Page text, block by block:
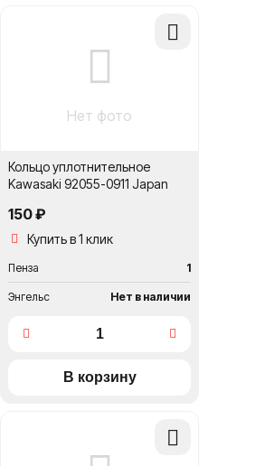
Добавить
Нет фото
Кольцо уплотнительное
Kawasaki 92055-0911 Japan
150 ₽
Купить в 1 клик
Пенза 1
Энгельс Нет в наличии
Добавить